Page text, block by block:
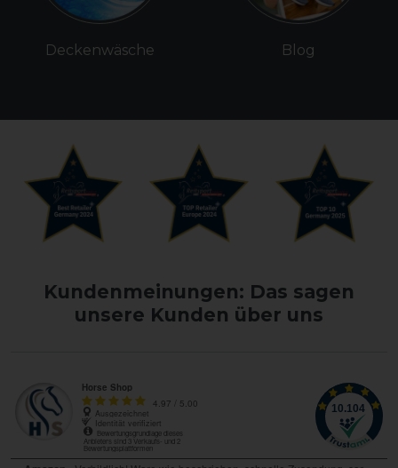
Deckenwäsche Blog
Kundenmeinungen: Das sagen
unsere Kunden über uns